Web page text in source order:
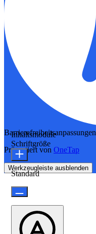
Barrierefreiheitsanpassungen
Präsentiert von OneTap
Werkzeugleiste ausblenden
Inhaltsmodule
Schriftgröße
Standard